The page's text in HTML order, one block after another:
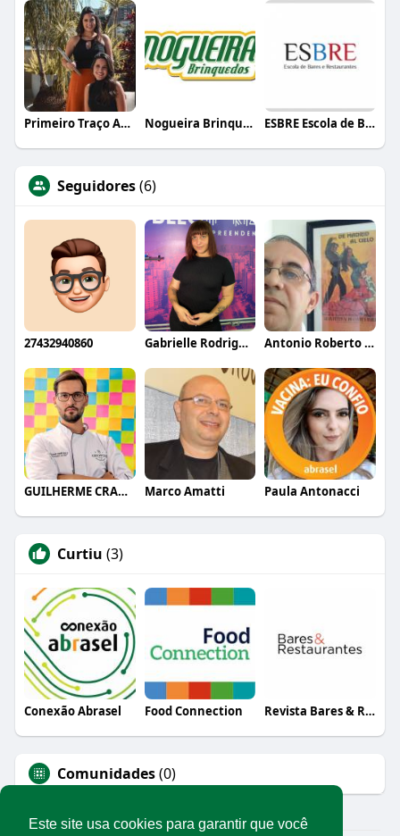
Este site usa cookies para garantir que você
Primeiro Traço Arquitetura Nogueira Brinquedos ESBRE Escola de Bares e Restaurantes
Seguidores(6)
27432940860 Gabrielle Rodrigues Antonio Roberto de Oliveira
GUILHERME CRAMER BALLE Marco Amatti Paula Antonacci
Curtiu (3)
Conexão Abrasel Food Connection Revista Bares & Restaurantes
Comunidades(0)